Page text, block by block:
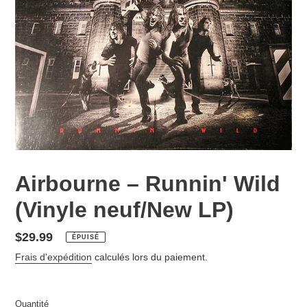
Airbourne – Runnin' Wild
(Vinyle neuf/New LP)
Prix
normal
$29.99 ÉPUISÉ
Frais d'expédition calculés lors du paiement.
Quantité